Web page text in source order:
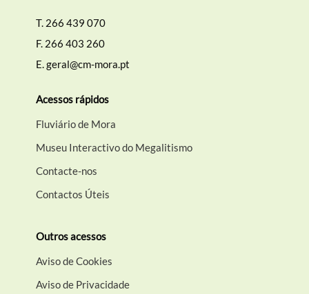
T. 266 439 070
F. 266 403 260
E.geral@cm-mora.pt
Acessos rápidos
Fluviário de Mora
Museu Interactivo do Megalitismo
Contacte-nos
Contactos Úteis
Outros acessos
Aviso de Cookies
Aviso de Privacidade